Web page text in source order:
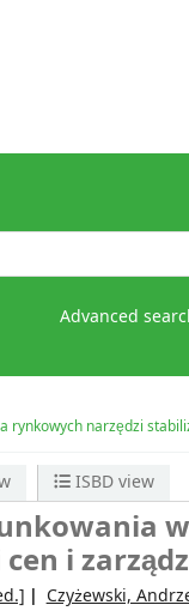
Advanced
rynkowych narzędzi
ISBD view
i
Czyżewski,